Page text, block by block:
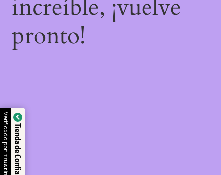
increíble, ¡vuelve
pronto!
Tienda de Confianza
Verificado por: